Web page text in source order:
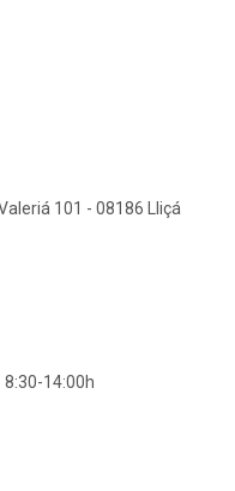
101 - 08186 Lliçá
14:00h